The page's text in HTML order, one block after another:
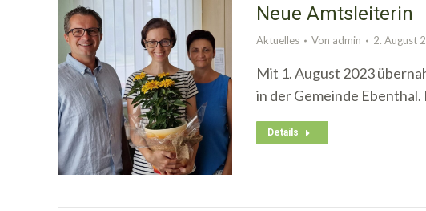
Neue Amtsleiterin
Aktuelles Von admin 2. August
Mit 1. August 2023
in der Gemeinde
Details